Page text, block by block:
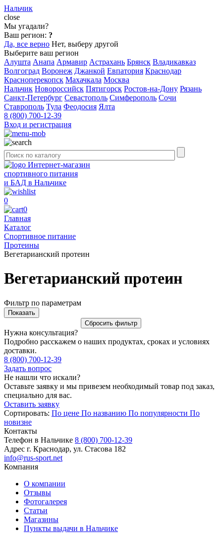
Нальчик
close
Мы угадали?
Ваш регион: ?
Да, все верно Нет, выберу другой
Выберите ваш регион
Алушта Анапа Армавир Астрахань Брянск Владикавказ
Волгоград Воронеж Джанкой Евпатория Краснодар
Красноперекопск Махачкала Москва
Нальчик Новороссийск Пятигорск Ростов-на-Дону Рязань
Санкт-Петербург Севастополь Симферополь Сочи
Ставрополь Тула Феодосия Ялта
8 (800) 700-12-39
Вход и регистрация
Интернет-магазин
спортивного питания
и БАД в Нальчике
0
0
Главная
Каталог
Спортивное питание
Протеины
Вегетарианский протеин
Вегетарианский протеин
Фильтр по параметрам
Нужна консультация?
Подробно расскажем о наших продуктах, сроках и условиях
доставки.
8 (800) 700-12-39
Задать вопрос
Не нашли что искали?
Оставьте заявку и мы привезем необходимый товар под заказ,
специально для вас.
Оставить заявку
Сортировать: По цене По названию По популярности По
новизне
Контакты
Телефон в Нальчике 8 (800) 700-12-39
Адрес г. Краснодар, ул. Стасова 182
info@rus-sport.net
Компания
О компании
Отзывы
Фотогалерея
Статьи
Магазины
Пункты выдачи в Нальчике